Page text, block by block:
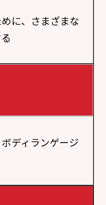
に、さまざまな
ディランゲージ